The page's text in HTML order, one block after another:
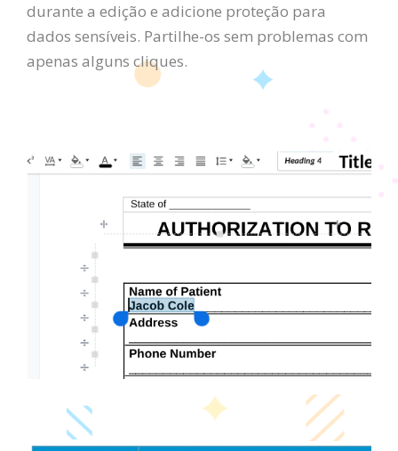
durante a edição e adicione proteção para
dados sensíveis. Partilhe-os sem problemas com
apenas alguns cliques.